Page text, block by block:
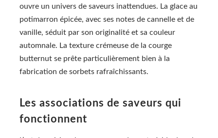
ouvre un univers de saveurs inattendues. La glace au
potimarron épicée, avec ses notes de cannelle et de
vanille, séduit par son originalité et sa couleur
automnale. La texture crémeuse de la courge
butternut se prête particulièrement bien à la
fabrication de sorbets rafraîchissants.
Les associations de saveurs qui
fonctionnent